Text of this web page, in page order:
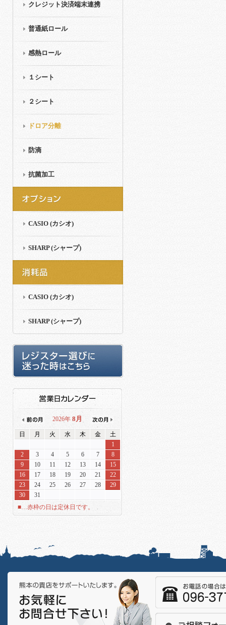
クレジット決済端末連携
普通紙ロール
感熱ロール
１シート
２シート
ドロア分離
防滴
抗菌加工
CASIO (カシオ)
SHARP (シャープ)
CASIO (カシオ)
SHARP (シャープ)
2026年 8月
日 月 火 水 木 金
土
1
2
3 4 5 6 7
8
9
10 11 12 13 14
15
16
17 18 19 20 21
22
23
24 25 26 27 28
29
30
31
■…赤枠の日は定休日です。